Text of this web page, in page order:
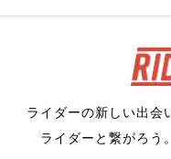
ライダーの新しい出会
ライダーと繋がろう